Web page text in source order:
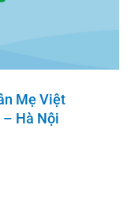
Mẹ Việt
– Hà Nội